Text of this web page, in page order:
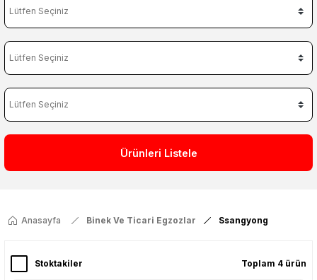
Ürünleri Listele
Anasayfa Binek Ve Ticari Egzozlar Ssangyong
Stoktakiler Toplam 4 ürün